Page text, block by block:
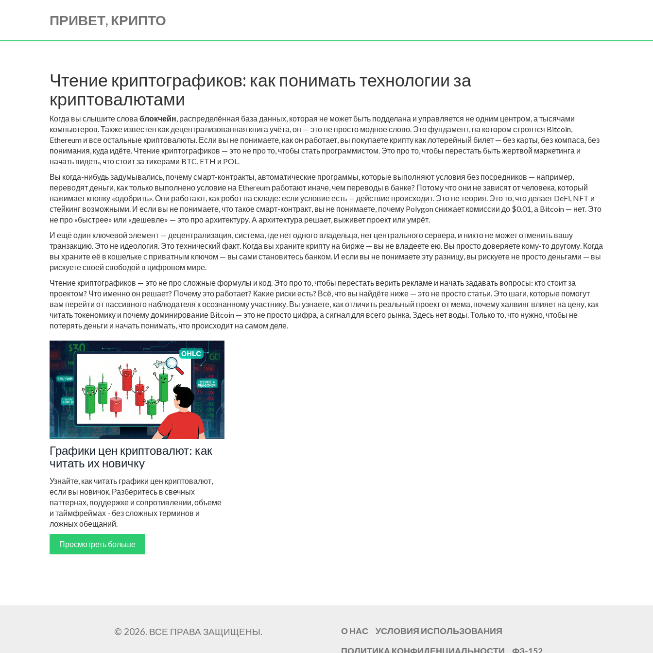
ПРИВЕТ, КРИПТО
Чтение криптографиков: как понимать технологии за
криптовалютами
Когда вы слышите слова блокчейн, распределённая база данных, которая не может быть подделана и управляется не одним центром, а тысячами
компьютеров. Также известен как децентрализованная книга учёта, он — это не просто модное слово. Это фундамент, на котором строятся Bitcoin,
Ethereum и все остальные криптовалюты. Если вы не понимаете, как он работает, вы покупаете крипту как лотерейный билет — без карты, без компаса, без
понимания, куда идёте. Чтение криптографиков — это не про то, чтобы стать программистом. Это про то, чтобы перестать быть жертвой маркетинга и
начать видеть, что стоит за тикерами BTC, ETH и POL.
Вы когда-нибудь задумывались, почемусмарт-контракты,автоматические программы, которые выполняют условия без посредников — например,
переводят деньги, как только выполнено условие на Ethereum работают иначе, чем переводы в банке? Потому что они не зависят от человека, который
нажимает кнопку «одобрить». Они работают, как робот на складе: если условие есть — действие происходит. Это не теория. Это то, что делает DeFi, NFT и
стейкинг возможными. И если вы не понимаете, что такое смарт-контракт, вы не понимаете, почему Polygon снижает комиссии до $0.01, а Bitcoin — нет. Это
не про «быстрее» или «дешевле» — это про архитектуру. А архитектура решает, выживет проект или умрёт.
И ещё один ключевой элемент — децентрализация,система, где нет одного владельца, нет центрального сервера, и никто не может отменить вашу
транзакцию. Это не идеология. Это технический факт. Когда вы храните крипту на бирже — вы не владеете ею. Вы просто доверяете кому-то другому. Когда
вы храните её в кошельке с приватным ключом — вы сами становитесь банком. И если вы не понимаете эту разницу, вы рискуете не просто деньгами — вы
рискуете своей свободой в цифровом мире.
Чтение криптографиков — это не про сложные формулы и код. Это про то, чтобы перестать верить рекламе и начать задавать вопросы: кто стоит за
проектом? Что именно он решает? Почему это работает? Какие риски есть? Всё, что вы найдёте ниже — это не просто статьи. Это шаги, которые помогут
вам перейти от пассивного наблюдателя к осознанному участнику. Вы узнаете, как отличить реальный проект от мема, почему халвинг влияет на цену, как
читать токеномику и почему доминирование Bitcoin — это не просто цифра, а сигнал для всего рынка. Здесь нет воды. Только то, что нужно, чтобы не
потерять деньги и начать понимать, что происходит на самом деле.
Графики цен криптовалют: как
читать их новичку
Узнайте, как читать графики цен криптовалют,
если вы новичок. Разберитесь в свечных
паттернах, поддержке и сопротивлении, объеме
и таймфреймах - без сложных терминов и
ложных обещаний.
Просмотреть больше
© 2026. ВСЕ ПРАВА ЗАЩИЩЕНЫ. О НАС
УСЛОВИЯ ИСПОЛЬЗОВАНИЯ
ПОЛИТИКА КОНФИДЕНЦИАЛЬНОСТИ
ФЗ-152